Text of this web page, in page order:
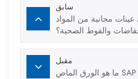
سابق
مجانية من المواد
والفوط الصحية؟
مقبل